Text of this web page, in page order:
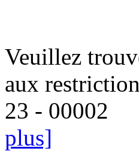
Veuillez
aux
23 - 00002 -
plus]